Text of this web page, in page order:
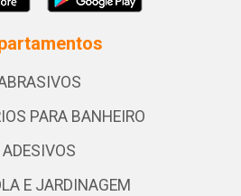
PARA BANHEIRO
ADESIVOS
E JARDINAGEM